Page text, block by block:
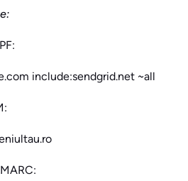
include:sendgrid.net ~all